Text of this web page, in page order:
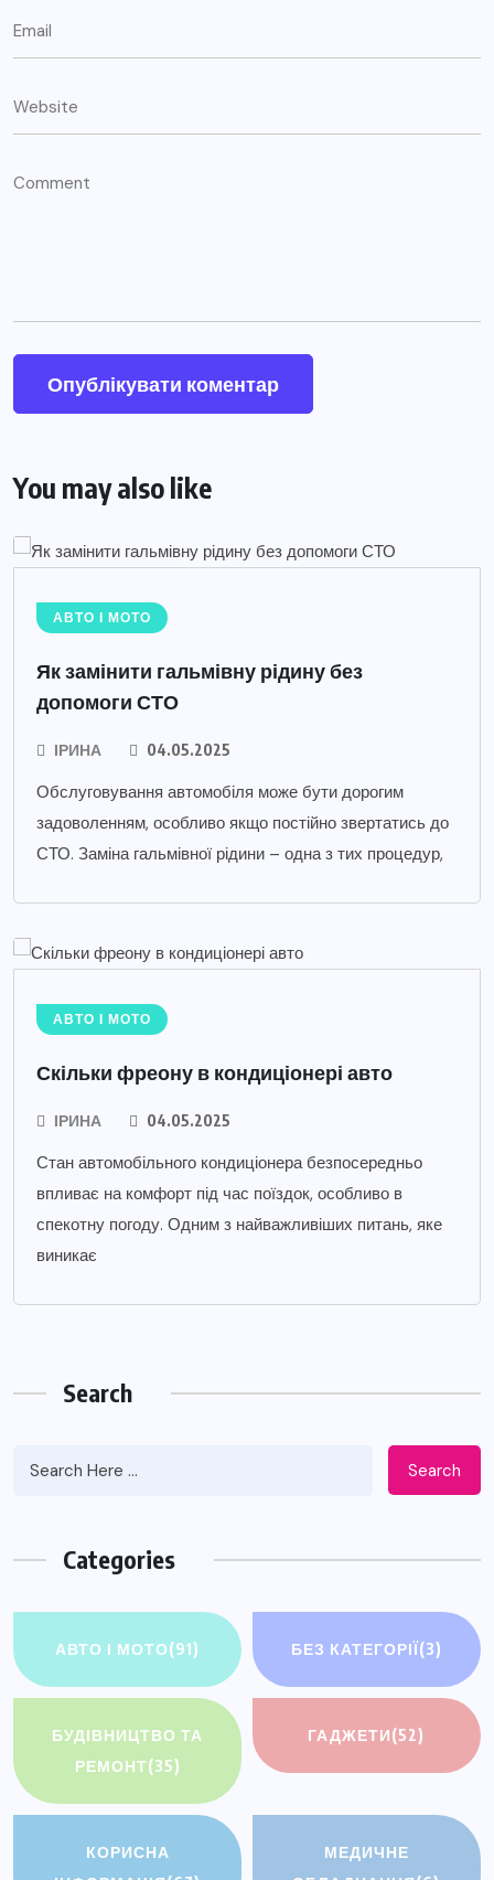
You may also like
АВТО І МОТО
Як замінити гальмівну рідину без
допомоги СТО
ІРИНА 04.05.2025
Обслуговування автомобіля може бути дорогим
задоволенням, особливо якщо постійно звертатись до
СТО. Заміна гальмівної рідини – одна з тих процедур,
АВТО І МОТО
Скільки фреону в кондиціонері авто
ІРИНА 04.05.2025
Стан автомобільного кондиціонера безпосередньо
впливає на комфорт під час поїздок, особливо в
спекотну погоду. Одним з найважливіших питань, яке
виникає
Search
Search
Categories
АВТО І МОТО(91) БЕЗ КАТЕГОРІЇ(3)
БУДІВНИЦТВО ТА
РЕМОНТ(35)
ГАДЖЕТИ(52)
КОРИСНА
МЕДИЧНЕ